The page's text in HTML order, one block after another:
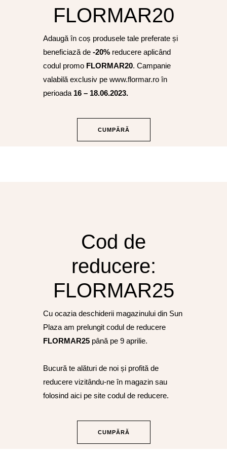
FLORMAR20
Adaugă în coș produsele tale preferate și
beneficiază de -20% reducere aplicând
codul promo FLORMAR20. Campanie
valabilă exclusiv pe www.flormar.ro în
perioada 16 – 18.06.2023.
CUMPĂRĂ
Cod de
reducere:
FLORMAR25
Cu ocazia deschiderii magazinului din Sun
Plaza am prelungit codul de reducere
FLORMAR25 până pe 9 aprilie.
Bucură te alături de noi și profită de
reducere vizitându-ne în magazin sau
folosind aici pe site codul de reducere.
CUMPĂRĂ